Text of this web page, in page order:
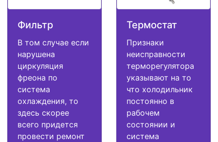
Фильтр
В том случае если
нарушена
циркуляция
фреона по
система
охлаждения, то
здесь скорее
всего придется
провести ремонт
Термостат
Признаки
неисправности
терморегулятора
указывают на то
что холодильник
постоянно в
рабочем
состоянии и
система